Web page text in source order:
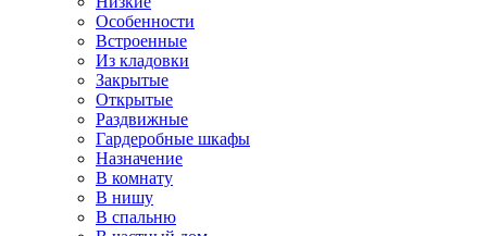
Особенности
Встроенные
Из кладовки
Закрытые
Открытые
Раздвижные
Гардеробные шкафы
Назначение
В комнату
В нишу
В спальню